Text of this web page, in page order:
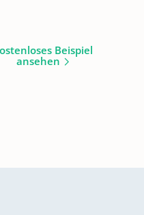
Beispiel
ansehen